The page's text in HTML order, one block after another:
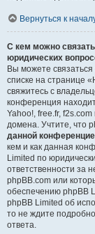
Вернуться к
С кем можно
юридических
Вы можете
списке на странице
свяжитесь с
конференция
Yahoo!, free.fr,
домена. Учтите, что
данной
кем и как данная
Limited по
ответственности за
phpBB.com или
обеспечению phpBB
phpBB Limited об
то не ждите
ответа.